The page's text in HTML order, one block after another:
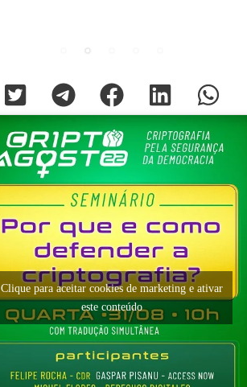
Clique para aceitar cookies de marketing e ativar
este conteúdo